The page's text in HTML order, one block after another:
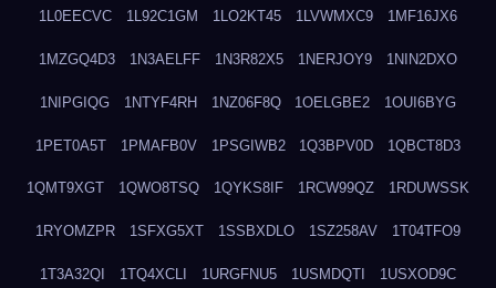
1L0EECVC 1L92C1GM 1LO2KT45 1LVWMXC9 1MF16JX6
1MZGQ4D3 1N3AELFF 1N3R82X5 1NERJOY9 1NIN2DXO
1NIPGIQG 1NTYF4RH 1NZ06F8Q 1OELGBE2 1OUI6BYG
1PET0A5T 1PMAFB0V 1PSGIWB2 1Q3BPV0D 1QBCT8D3
1QMT9XGT 1QWO8TSQ 1QYKS8IF 1RCW99QZ 1RDUWSSK
1RYOMZPR 1SFXG5XT 1SSBXDLO 1SZ258AV 1T04TFO9
1T3A32QI 1TQ4XCLI 1URGFNU5 1USMDQTI 1USXOD9C